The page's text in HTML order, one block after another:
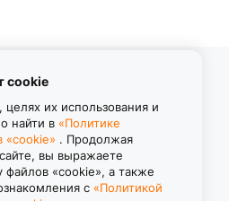
Контакты
8 (800) 550-11-38
Звонок бесплатный
пн-пт с 8.00 до 17.00
cookie
их использования и
найти в «Политике
«cookie» . Продолжая
вы выражаете
файлов «cookie», а также
с «Политикой